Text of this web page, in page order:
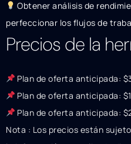
Obtener análisis de
perfeccionar los flujos de
Precios de la
Plan de oferta anticipada:
Plan de oferta anticipada:
Plan de oferta anticipada:
Nota : Los precios están